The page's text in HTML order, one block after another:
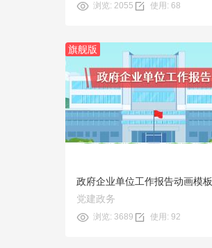
浏览: 2055 使用: 68
旗舰版
预览
使用
政府企业单位工作报告动画模板
党建政务
浏览: 3689 使用: 92